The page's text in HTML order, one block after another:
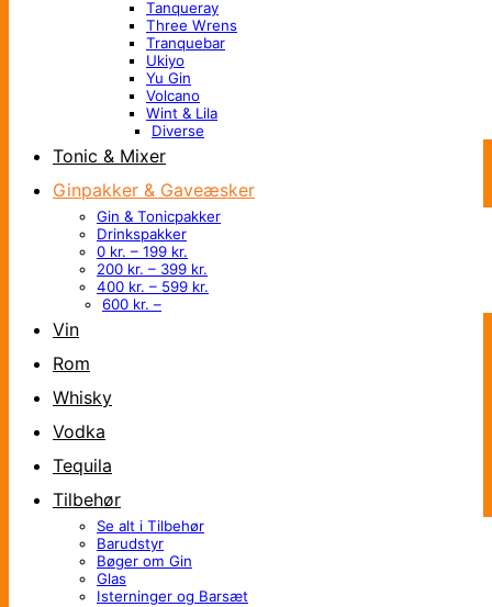
Tanqueray
Three Wrens
Tranquebar
Ukiyo
Yu Gin
Volcano
Wint & Lila
Diverse
Tonic & Mixer
Ginpakker & Gaveæsker
Gin & Tonicpakker
Drinkspakker
0 kr. – 199 kr.
200 kr. – 399 kr.
400 kr. – 599 kr.
600 kr. –
Vin
Rom
Whisky
Vodka
Tequila
Tilbehør
Se alt i Tilbehør
Barudstyr
Bøger om Gin
Glas
Isterninger og Barsæt